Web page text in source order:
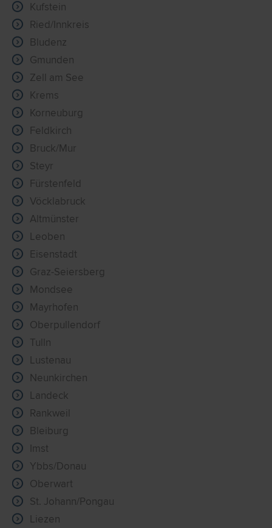
Kufstein
Ried/Innkreis
Bludenz
Gmunden
Zell am See
Krems
Korneuburg
Feldkirch
Bruck/Mur
Steyr
Fürstenfeld
Vöcklabruck
Altmünster
Leoben
Eisenstadt
Graz-Seiersberg
Mondsee
Mayrhofen
Oberpullendorf
Tulln
Lustenau
Neunkirchen
Landeck
Rankweil
Bleiburg
Imst
Ybbs/Donau
Oberwart
St. Johann/Pongau
Liezen